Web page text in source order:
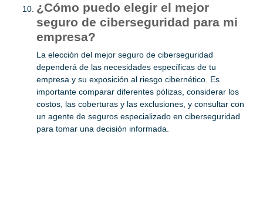
¿Cómo puedo elegir el mejor
seguro de ciberseguridad para mi
empresa?
La elección del mejor seguro de ciberseguridad
dependerá de las necesidades específicas de tu
empresa y su exposición al riesgo cibernético. Es
importante comparar diferentes pólizas, considerar los
costos, las coberturas y las exclusiones, y consultar con
un agente de seguros especializado en ciberseguridad
para tomar una decisión informada.